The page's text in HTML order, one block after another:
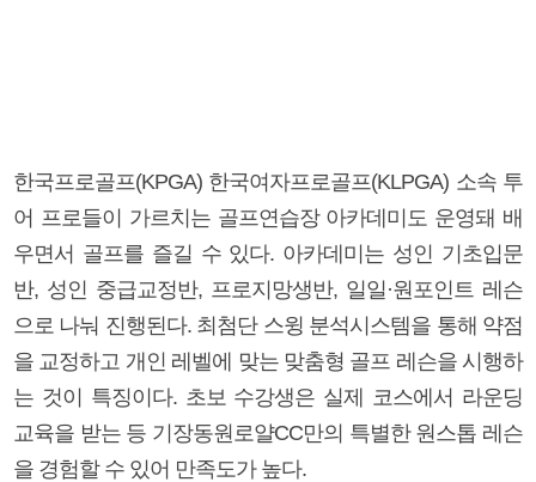
한국프로골프(KPGA) 한국여자프로골프(KLPGA) 소속 투
어 프로들이 가르치는 골프연습장 아카데미도 운영돼 배
우면서 골프를 즐길 수 있다. 아카데미는 성인 기초입문
반, 성인 중급교정반, 프로지망생반, 일일·원포인트 레슨
으로 나눠 진행된다. 최첨단 스윙 분석시스템을 통해 약점
을 교정하고 개인 레벨에 맞는 맞춤형 골프 레슨을 시행하
는 것이 특징이다. 초보 수강생은 실제 코스에서 라운딩
교육을 받는 등 기장동원로얄CC만의 특별한 원스톱 레슨
을 경험할 수 있어 만족도가 높다.